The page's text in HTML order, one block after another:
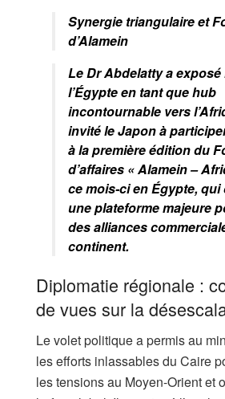
Synergie triangulaire et
d’Alamein
Le Dr Abdelatty a
l’Égypte en tant que hub
incontournable vers
invité le Japon à
à la première édition du
d’affaires « Alamein –
ce mois-ci en Égypte,
une plateforme majeure
des alliances
continent.
Diplomatie régionale :
de vues sur la
Le volet politique a permis au
les efforts inlassables du Caire
les tensions au Moyen-Orient et